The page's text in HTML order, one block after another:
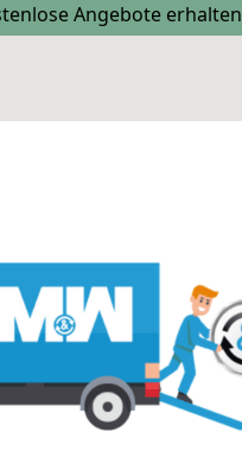
Angebote erhalten